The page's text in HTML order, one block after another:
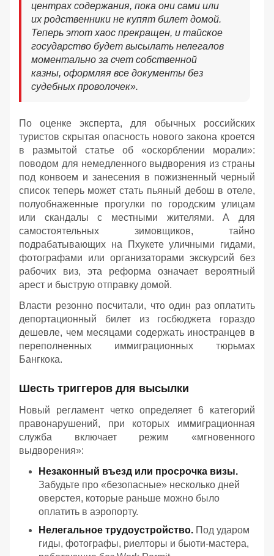
центрах содержания, пока они сами или
их родственники не купят билет домой.
Теперь этот хаос прекращен, и тайское
государство будет высылать нелегалов
моментально за счет собственной
казны, оформляя все документы без
судебных проволочек».
По оценке эксперта, для обычных российских
туристов скрытая опасность нового закона кроется
в размытой статье об «оскорблении морали»:
поводом для немедленного выдворения из страны
под конвоем и занесения в пожизненный черный
список теперь может стать пьяный дебош в отеле,
полуобнаженные прогулки по городским улицам
или скандалы с местными жителями. А для
самостоятельных зимовщиков, тайно
подрабатывающих на Пхукете уличными гидами,
фотографами или организаторами экскурсий без
рабочих виз, эта реформа означает вероятный
арест и быструю отправку домой.
Власти резонно посчитали, что один раз оплатить
депортационный билет из госбюджета гораздо
дешевле, чем месяцами содержать иностранцев в
переполненных иммиграционных тюрьмах
Бангкока.
Шесть триггеров для высылки
Новый регламент четко определяет 6 категорий
правонарушений, при которых иммиграционная
служба включает режим «мгновенного
выдворения»:
Незаконный въезд или просрочка визы.
Забудьте про «безопасные» несколько дней
оверстея, которые раньше можно было
оплатить в аэропорту.
Нелегальное трудоустройство. Под ударом
гиды, фотографы, риелторы и бьюти-мастера,